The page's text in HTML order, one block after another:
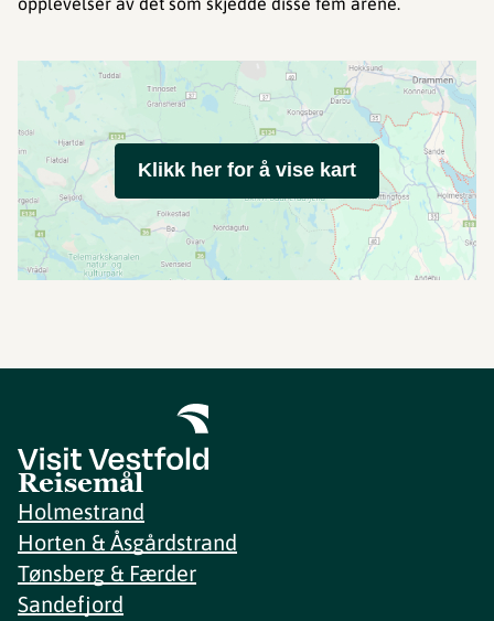
Klikk her for å vise kart
Reisemål
Holmestrand
Horten & Åsgårdstrand
Tønsberg & Færder
Sandefjord